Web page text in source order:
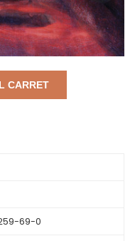
CARRET
69-0